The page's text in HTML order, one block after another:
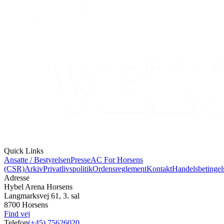
Quick Links
Ansatte / BestyrelsenPresseAC For Horsens
(CSR)ArkivPrivatlivspolitikOrdensreglementKontakt
Adresse
Hybel Arena Horsens
Langmarksvej 61, 3. sal
8700 Horsens
Find vej